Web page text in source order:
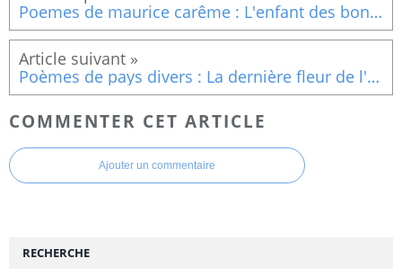
Poemes de maurice carême : L'enfant des bonheurs sans raison
Poèmes de pays divers : La dernière fleur de l'automne
COMMENTER CET ARTICLE
Ajouter un commentaire
RECHERCHE